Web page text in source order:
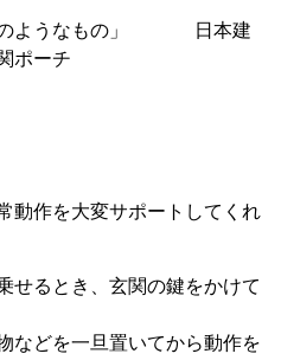
チのようなもの」 日本建
ポーチ
動作を大変サポートしてくれ
せるとき、玄関の鍵をかけて
などを一旦置いてから動作を